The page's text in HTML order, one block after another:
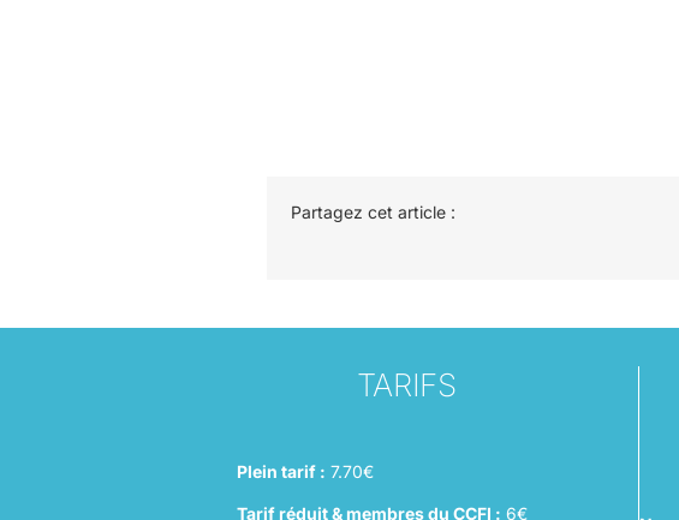
Partagez cet article :
TARIFS
Plein tarif : 7.70€
Tarif réduit & membres du CCFI : 6€